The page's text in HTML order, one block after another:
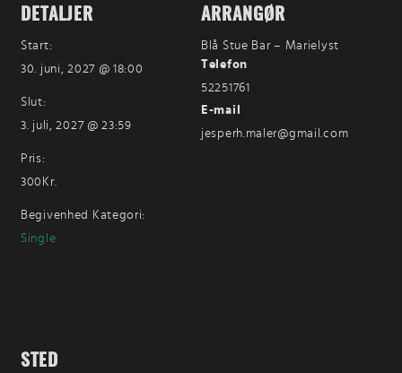
DETALJER
Start:
30. juni, 2027 @ 18:00
Slut:
3. juli, 2027 @ 23:59
Pris:
300Kr.
Begivenhed Kategori:
Single
ARRANGØR
Blå Stue Bar – Marielyst
Telefon
52251761
E-mail
jesperh.maler@gmail.com
STED